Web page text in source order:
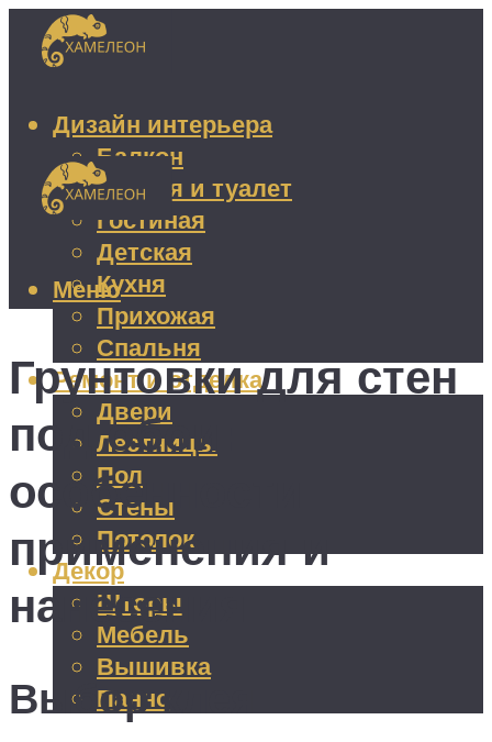
Дизайн интерьера
Балкон
Ванная и туалет
Гостиная
Детская
Кухня
Прихожая
Спальня
Ремонт и отделка
Двери
Лестницы
Пол
Стены
Потолок
Декор
Шторы
Мебель
Вышивка
Панно
Меню
Грунтовки для стен
под обои:
особенности
применения и
нанесения
Выбор клея